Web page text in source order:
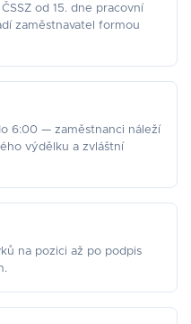
od 15. dne pracovní
zaměstnavatel formou
6:00 — zaměstnanci náleží
výdělku a zvláštní
na pozici až po podpis